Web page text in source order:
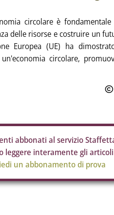
circolare è
delle risorse e costruire un
Europea (UE) ha
circolare,
abbonati al servizio
leggere interamente gli
un abbonamento di prova